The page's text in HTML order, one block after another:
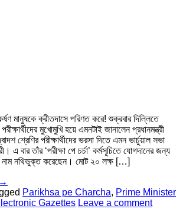
মানুষকে ক্রীতদাসে পরিণত করে! শুক্রবার দিল্লিতে
পরীক্ষার্থীদের মুখোমুখি হয়ে এমনটাই জানালেন প্রধানমন্ত্রী
শ্রেণির পরীক্ষার্থীদের ভরসা দিতে এমন ভার্চুয়াল সভা
এ বার তাঁর ‘পরীক্ষা পে চর্চা’ কর্মসূচিতে যোগদানের জন্য
নাম নথিভুক্ত করেছেন। মোট ২০ লক্ষ […]
→
Parikhsa pe Charcha, Prime Minister
Gazettes Leave a comment